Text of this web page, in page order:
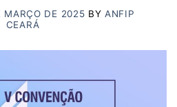
MARÇO DE 2025 BY ANFIP
CEARÁ